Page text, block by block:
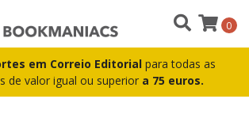
em Correio Editorial para todas as
de valor igual ou superior a 75 euros.
0